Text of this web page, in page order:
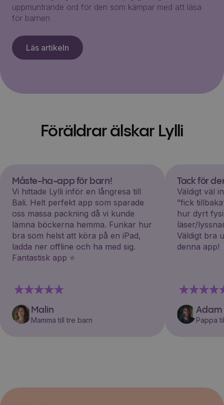
uppmuntrande ord för den som kämpar med att läsa
för barnen
Läs artikeln
Föräldrar älskar Lylli
Måste-ha-app för barn!
Vi hittade Lylli inför en långresa till
Bali. Helt perfekt app som sparade
oss massa packning då vi kunde
lämna böckerna hemma. Funkar hur
bra som helst att köra på en iPad,
ladda ner offline och ha med sig.
Fantastisk app ⭐️
Malin
Mamma till tre barn
Tack för
Väldigt väl
”fick
hur dyrt
läser/
Väldigt bra
denna app!
Adam
Pappa